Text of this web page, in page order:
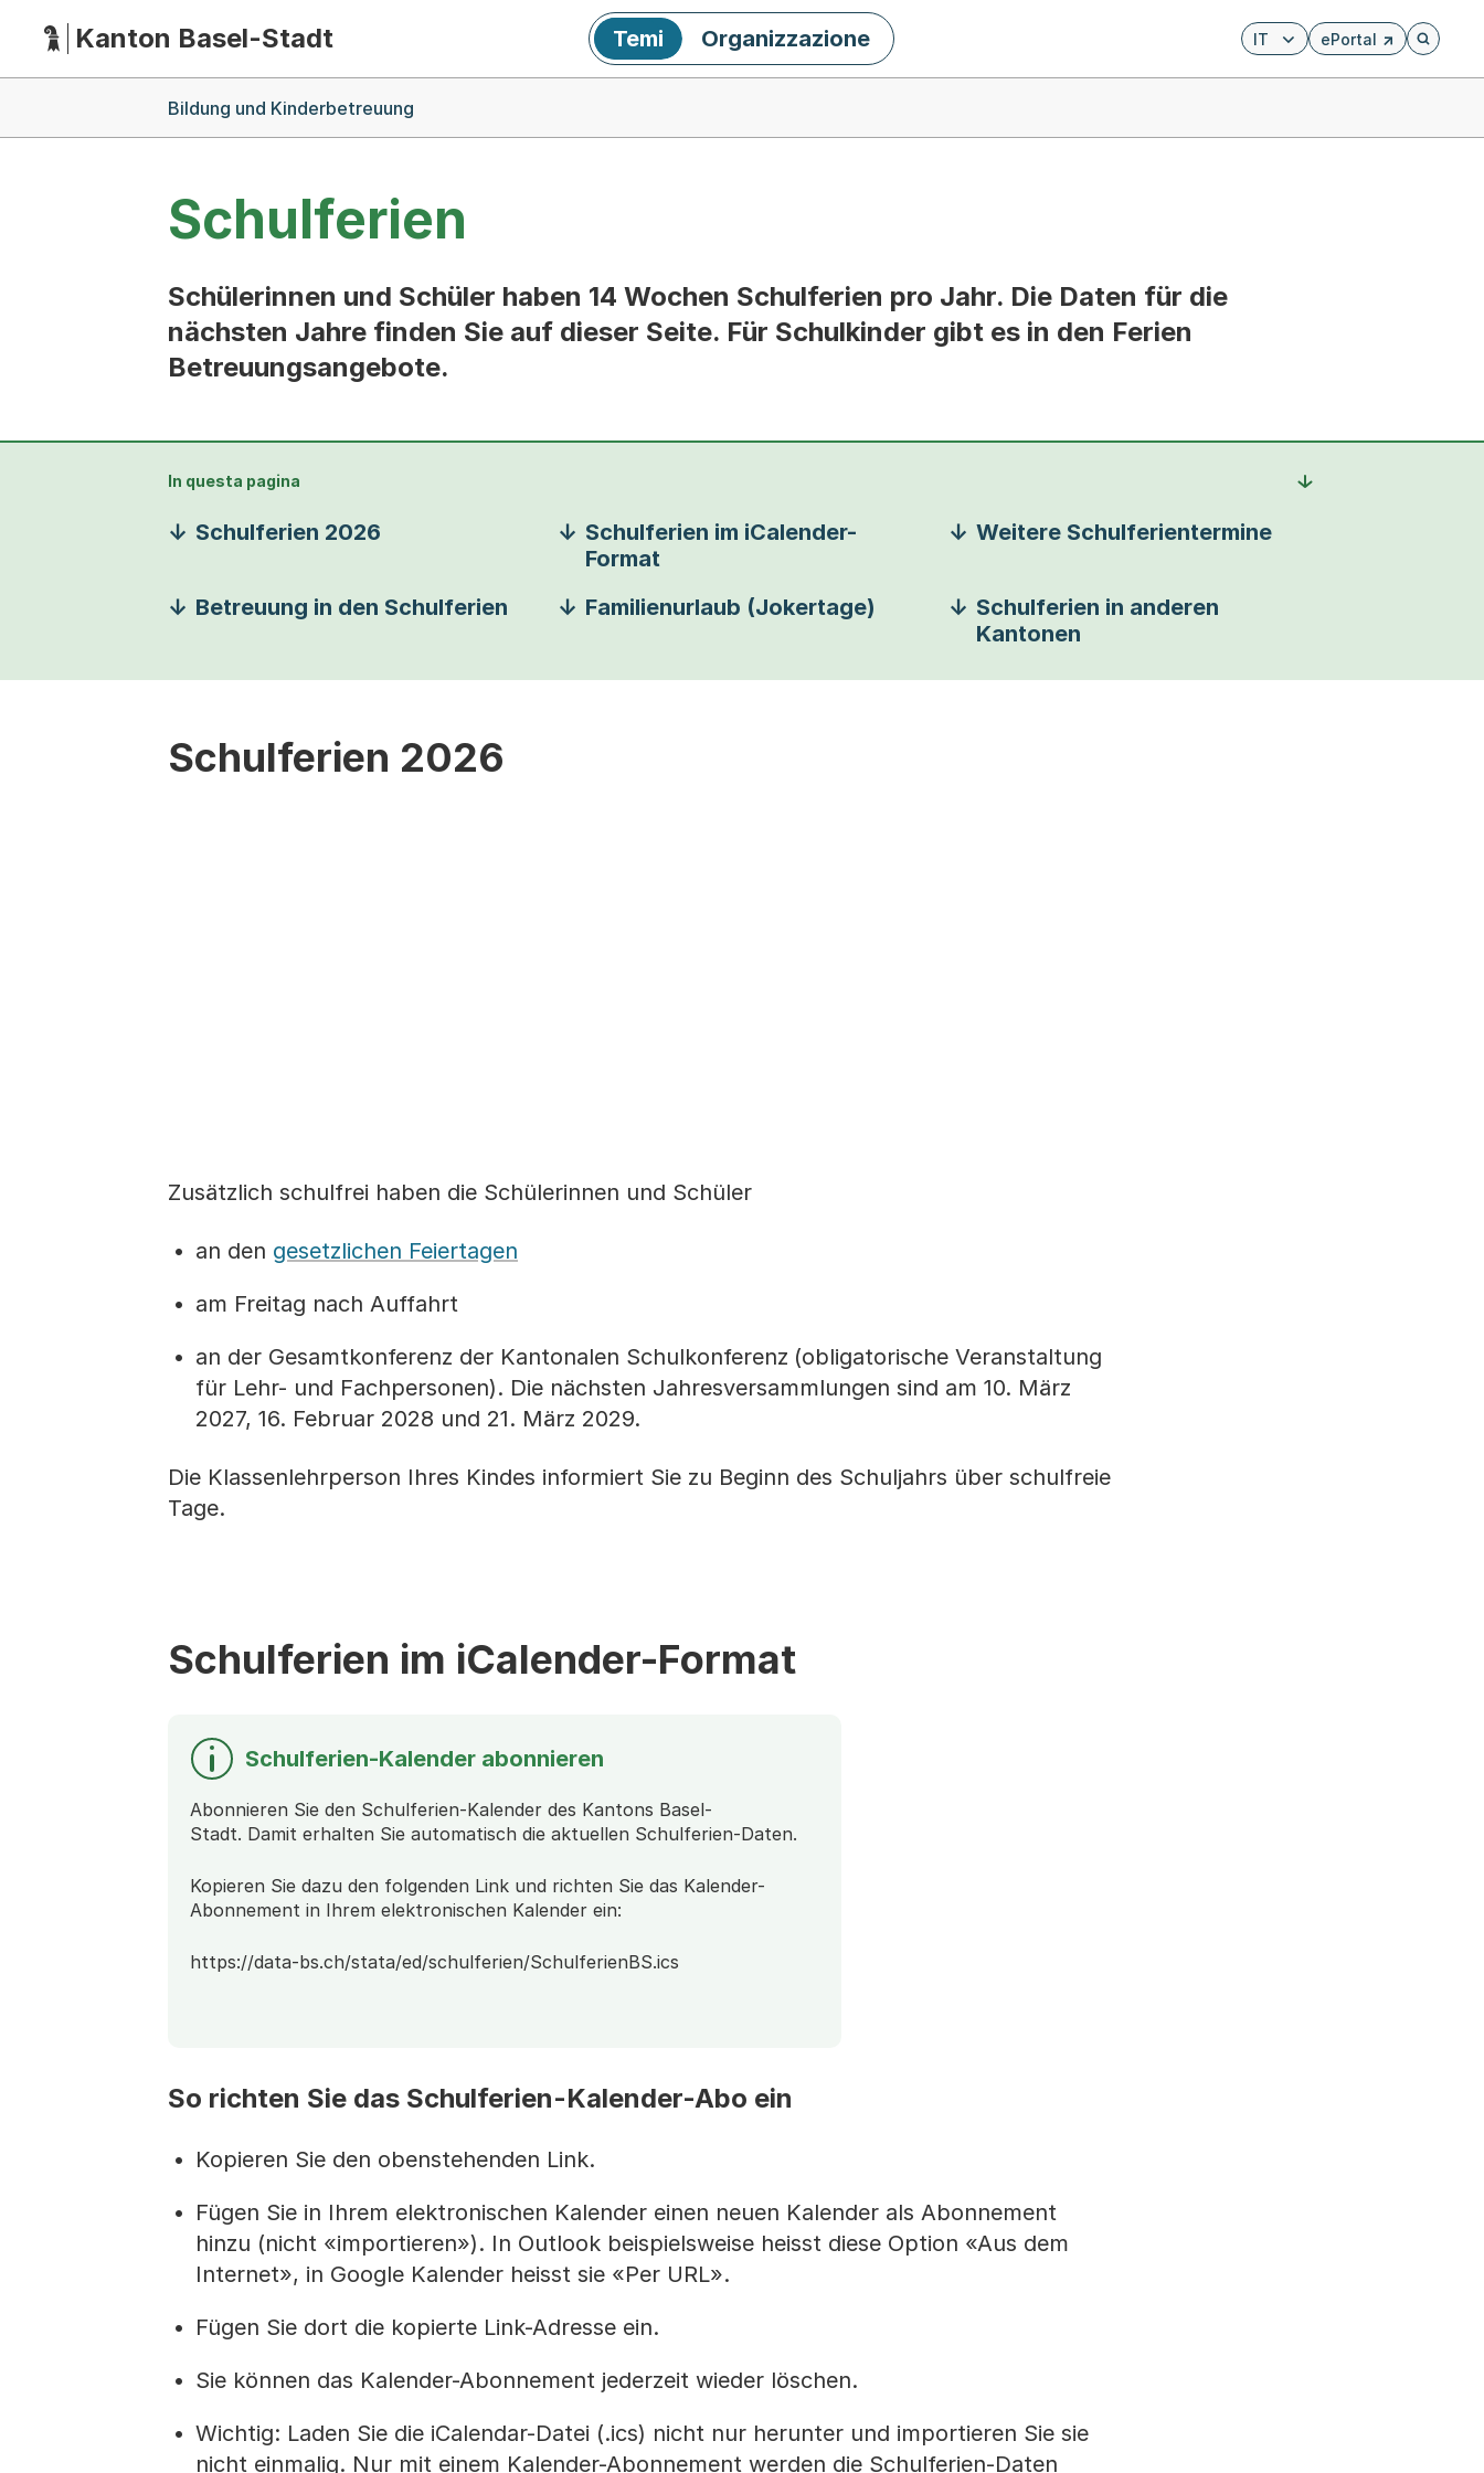
HauptnavigationKanton Basel-Stadt IT ePortal
Externer Link, wird in
Öffnet
Temi Organizzazione
Bildung und Kinderbetreuung
Schulferien
Schülerinnen und Schüler haben 14 Wochen Schulferien pro Jahr. Die Daten für die
nächsten Jahre finden Sie auf dieser Seite. Für Schulkinder gibt es in den Ferien
Betreuungsangebote.
In questa pagina
Schulferien 2026
Schulferien im iCalender-
Format
Weitere Schulferientermine
Betreuung in den Schulferien Familienurlaub (Jokertage)
Schulferien in anderen
Kantonen
Schulferien 2026
Zusätzlich schulfrei haben die Schülerinnen und Schüler
an den gesetzlichen Feiertagen
am Freitag nach Auffahrt
an der Gesamtkonferenz der Kantonalen Schulkonferenz (obligatorische Veranstaltung
für Lehr- und Fachpersonen). Die nächsten Jahresversammlungen sind am 10. März
2027, 16. Februar 2028 und 21. März 2029.
Die Klassenlehrperson Ihres Kindes informiert Sie zu Beginn des Schuljahrs über schulfreie
Tage.
Schulferien im iCalender-Format
Schulferien-Kalender abonnieren
Abonnieren Sie den Schulferien-Kalender des Kantons Basel-
Stadt. Damit erhalten Sie automatisch die aktuellen Schulferien-Daten.
Kopieren Sie dazu den folgenden Link und richten Sie das Kalender-
Abonnement in Ihrem elektronischen Kalender ein:
https://data-bs.ch/stata/ed/schulferien/SchulferienBS.ics
So richten Sie das Schulferien-Kalender-Abo ein
Kopieren Sie den obenstehenden Link.
Fügen Sie in Ihrem elektronischen Kalender einen neuen Kalender als Abonnement
hinzu (nicht «importieren»). In Outlook beispielsweise heisst diese Option «Aus dem
Internet», in Google Kalender heisst sie «Per URL».
Fügen Sie dort die kopierte Link-Adresse ein.
Sie können das Kalender-Abonnement jederzeit wieder löschen.
Wichtig: Laden Sie die iCalendar-Datei (.ics) nicht nur herunter und importieren Sie sie
nicht einmalig. Nur mit einem Kalender-Abonnement werden die Schulferien-Daten